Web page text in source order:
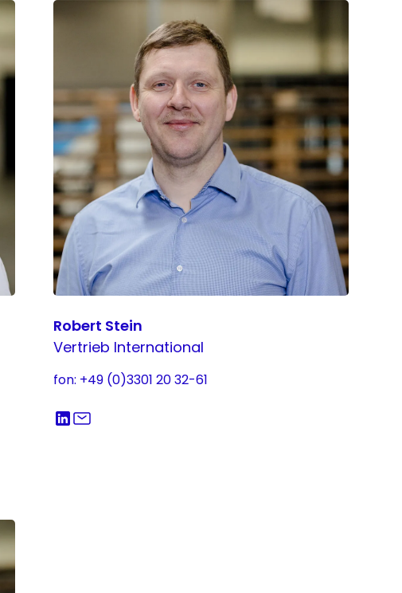
Robert Stein
Vertrieb International
fon: +49 (0)3301 20 32-61